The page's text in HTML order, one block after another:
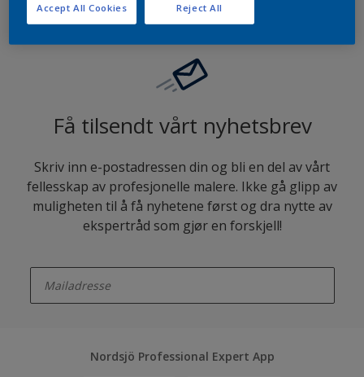
Få tilsendt vårt nyhetsbrev
Skriv inn e-postadressen din og bli en del av vårt
fellesskap av profesjonelle malere. Ikke gå glipp av
muligheten til å få nyhetene først og dra nytte av
ekspertråd som gjør en forskjell!
Nordsjö Professional Expert App
Reject All
Accept All Cookies